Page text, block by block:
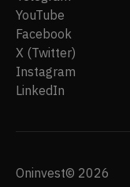
YouTube
Facebook
X (Twitter)
Instagram
LinkedIn
Oninvest© 2026